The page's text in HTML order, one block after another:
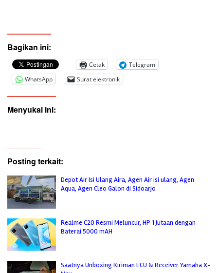
Bagikan ini:
Cetak
Telegram
WhatsApp
Surat elektronik
Menyukai ini:
Posting terkait:
Depot Air Isi Ulang Aira, Agen Air isi ulang, Agen
Aqua, Agen Cleo Galon di Sidoarjo
Realme C20 Resmi Meluncur, HP 1 Jutaan dengan
Baterai 5000 mAH
Saatnya Unboxing Kiriman ECU & Receiver Yamaha X-